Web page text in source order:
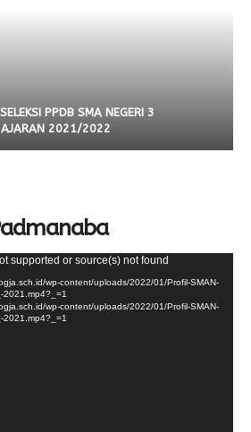
PPDB SMA NEGERI 3
AJARAN 2021/2022
supported or source(s) not found
wp-content/uploads/2022/01/Profil-SMAN-
2021.mp4?_=1
wp-content/uploads/2022/01/Profil-SMAN-
2021.mp4?_=1